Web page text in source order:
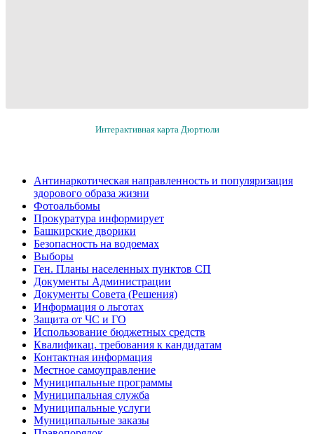
Интерактивная карта Дюртюли
Антинаркотическая направленность и популяризация
здорового образа жизни
Фотоальбомы
Прокуратура информирует
Башкирские дворики
Безопасность на водоемах
Выборы
Ген. Планы населенных пунктов СП
Документы Администрации
Документы Совета (Решения)
Информация о льготах
Защита от ЧС и ГО
Использование бюджетных средств
Квалификац. требования к кандидатам
Контактная информация
Местное самоуправление
Муниципальные программы
Муниципальная служба
Муниципальные услуги
Муниципальные заказы